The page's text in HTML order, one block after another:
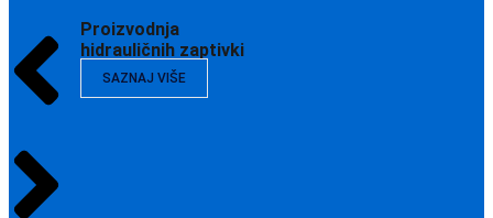
Proizvodnja
hidrauličnih zaptivki
SAZNAJ VIŠE